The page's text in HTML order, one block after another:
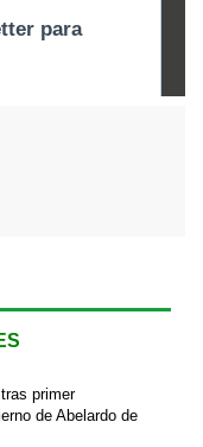
primer
de Abelardo de